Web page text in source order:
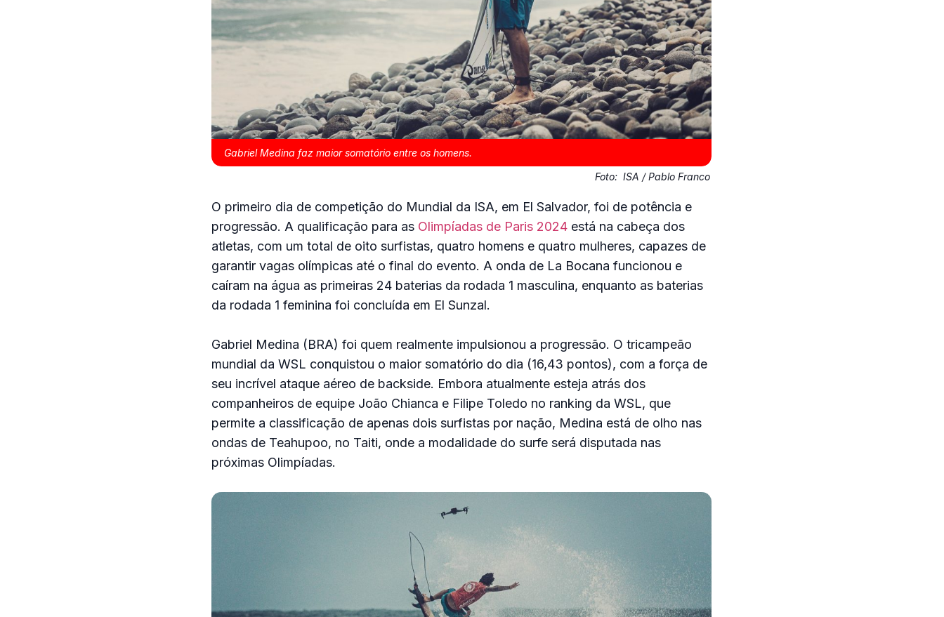
Gabriel Medina faz maior somatório entre os homens.
Foto: ISA / Pablo Franco
O primeiro dia de competição do Mundial da ISA, em El Salvador, foi de potência e
progressão. A qualificação para as Olimpíadas de Paris 2024está na cabeça dos
atletas, com um total de oito surfistas, quatro homens e quatro mulheres, capazes de
garantir vagas olímpicas até o final do evento. A onda de La Bocana funcionou e
caíram na água as primeiras 24 baterias da rodada 1 masculina, enquanto as baterias
da rodada 1 feminina foi concluída em El Sunzal.
Gabriel Medina (BRA) foi quem realmente impulsionou a progressão. O tricampeão
mundial da WSL conquistou o maior somatório do dia (16,43 pontos), com a força de
seu incrível ataque aéreo de backside. Embora atualmente esteja atrás dos
companheiros de equipe João Chianca e Filipe Toledo no ranking da WSL, que
permite a classificação de apenas dois surfistas por nação, Medina está de olho nas
ondas de Teahupoo, no Taiti, onde a modalidade do surfe será disputada nas
próximas Olimpíadas.